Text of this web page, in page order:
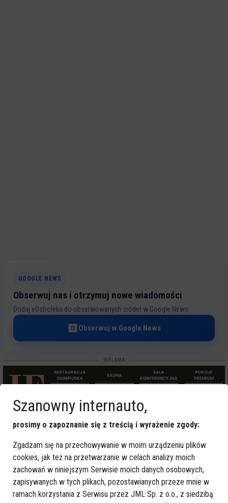
GOOGLE NEWS
Obserwuj nas i otrzymuj nowe wiadomości
Dodaj eOstroleka do obserwowanych źródeł w Google News.
Obserwuj w Google News
REKLAMA
Więcej o: odśnieżanie,Ostrołęka
Szanowny internauto,
prosimy o zapoznanie się z treścią i wyrażenie zgody:
Zgadzam się na przechowywanie w moim urządzeniu plików
cookies, jak też na przetwarzanie w celach analizy moich
zachowań w niniejszym Serwisie moich danych osobowych,
zapisywanych w tych plikach, pozostawianych przeze mnie w
ramach korzystania z Serwisu przez JML Sp. z o.o., z siedzibą